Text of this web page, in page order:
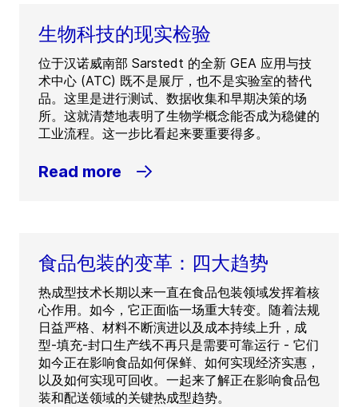
生物科技的现实检验
位于汉诺威南部 Sarstedt 的全新 GEA 应用与技
术中心 (ATC) 既不是展厅，也不是实验室的替代
品。这里是进行测试、数据收集和早期决策的场
所。这就清楚地表明了生物学概念能否成为稳健的
工业流程。这一步比看起来要重要得多。
Read more
食品包装的变革：四大趋势
热成型技术长期以来一直在食品包装领域发挥着核
心作用。如今，它正面临一场重大转变。随着法规
日益严格、材料不断演进以及成本持续上升，成
型-填充-封口生产线不再只是需要可靠运行 - 它们
如今正在影响食品如何保鲜、如何实现经济实惠，
以及如何实现可回收。一起来了解正在影响食品包
装和配送领域的关键热成型趋势。